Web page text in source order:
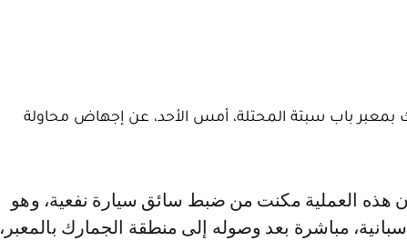
باب سبتة المحتلة، أمس الأحد، عن إجهاض محاولة
مباشرة بعد وصوله إلى منطقة الجمارك بالمعبر،